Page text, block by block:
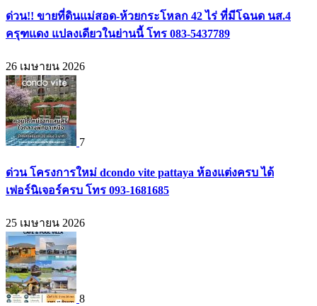
ด่วน!! ขายที่ดินแม่สอด-ห้วยกระโหลก 42 ไร่ ที่มีโฉนด นส.4
ครุฑแดง แปลงเดียวในย่านนี้ โทร 083-5437789
26 เมษายน 2026
7
ด่วน โครงการใหม่ dcondo vite pattaya ห้องแต่งครบ ได้
เฟอร์นิเจอร์ครบ โทร 093-1681685
25 เมษายน 2026
8